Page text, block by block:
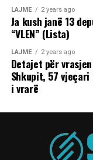
LAJME 2 years ago
Ja kush janë 13
“VLEN” (Lista)
LAJME 2 years ago
Detajet për
Shkupit, 57
i vrarë